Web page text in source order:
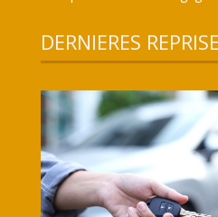
DERNIERES